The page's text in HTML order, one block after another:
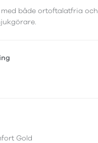
både ortoftalatfria och
Gold